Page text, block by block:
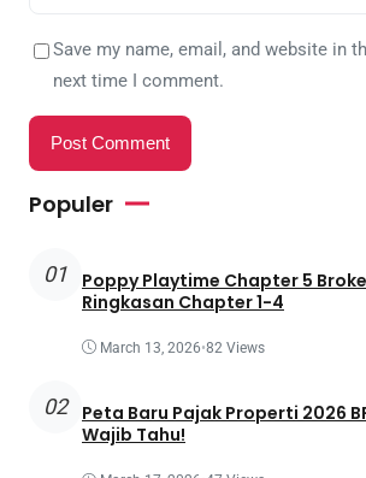
Save my name, email, and website in
next time I comment.
Populer
01
Poppy Playtime Chapter 5
Ringkasan Chapter 1-4
March 13, 2026•82 Views
02
Peta Baru Pajak Properti 2026
Wajib Tahu!